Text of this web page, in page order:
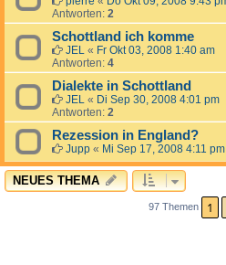
Antworten: 2
Schottland ich komme
JEL « Fr Okt 03, 2008 1:40 am
Antworten: 4
Dialekte in Schottland
JEL « Di Sep 30, 2008 4:01 pm
Antworten: 2
Rezession in England?
Jupp « Mi Sep 17, 2008 4:11 pm
NEUES THEMA
97 Themen 1